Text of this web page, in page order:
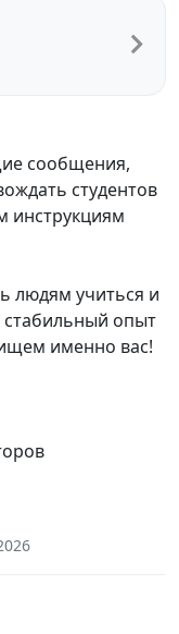
сообщения,
студентов
инструкциям
людям учиться и
стабильный опыт
именно вас!